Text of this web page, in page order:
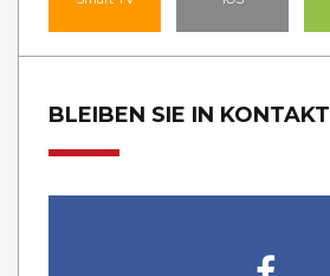
BLEIBEN SIE IN KONTAKT